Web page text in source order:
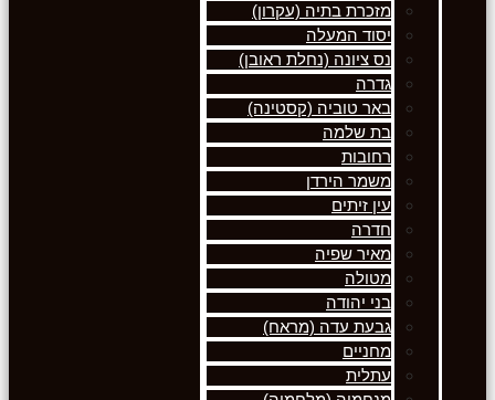
מזכרת בתיה (עקרון)
יסוד המעלה
נס ציונה (נחלת ראובן)
גדרה
באר טוביה (קסטינה)
בת שלמה
רחובות
משמר הירדן
עין זיתים
חדרה
מאיר שפיה
מטולה
בני יהודה
גבעת עדה (מראח)
מחניים
עתלית